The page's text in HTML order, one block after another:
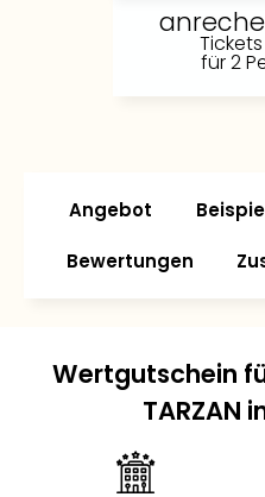
für 2
Angebot
Bewertungen
Wertgutschein
TARZAN